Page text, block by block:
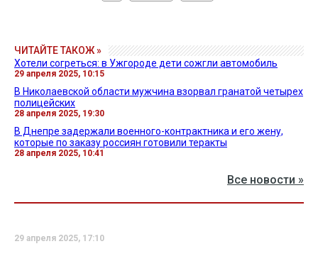
ЧИТАЙТЕ ТАКОЖ »
Хотели согреться: в Ужгороде дети сожгли автомобиль
29 апреля 2025, 10:15
В Николаевской области мужчина взорвал гранатой четырех
полицейских
28 апреля 2025, 19:30
В Днепре задержали военного-контрактника и его жену,
которые по заказу россиян готовили теракты
28 апреля 2025, 10:41
Все новости »
29 апреля 2025, 17:10